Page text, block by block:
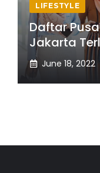
LIFESTYLE
Daftar
Jakarta
June 18, 2022